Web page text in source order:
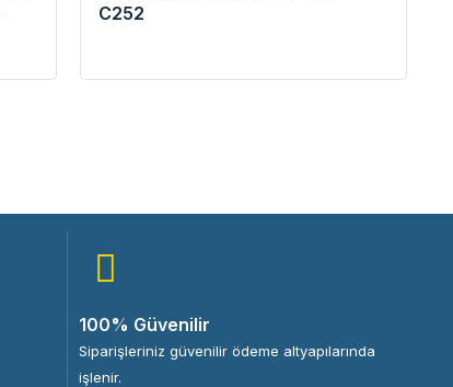
C252
100% Güvenilir
Siparişleriniz güvenilir ödeme altyapılarında
işlenir.